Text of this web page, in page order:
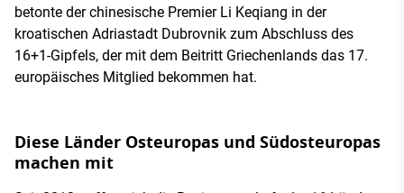
betonte der chinesische Premier Li Keqiang in der
kroatischen Adriastadt Dubrovnik zum Abschluss des
16+1-Gipfels, der mit dem Beitritt Griechenlands das 17.
europäisches Mitglied bekommen hat.
Diese Länder Osteuropas und Südosteuropas
machen mit